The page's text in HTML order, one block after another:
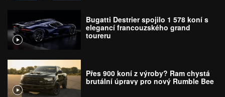
Bugatti Destrier spojilo 1 578 koní s
elegancí francouzského grand
toureru
Přes 900 koní z výroby? Ram chystá
brutální úpravy pro nový Rumble Bee